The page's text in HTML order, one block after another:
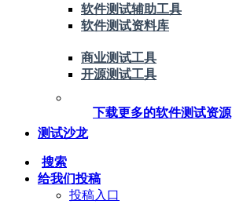
软件测试辅助工具
软件测试资料库
商业测试工具
开源测试工具
下载更多的软件测试资源
测试沙龙
搜索
给我们投稿
投稿入口